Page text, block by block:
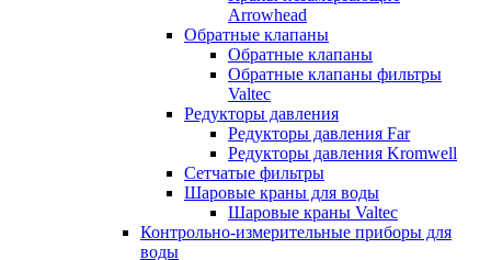
Arrowhead
Обратные клапаны
Обратные клапаны
Обратные клапаны фильтры
Valtec
Редукторы давления
Редукторы давления Far
Редукторы давления Kromwell
Сетчатые фильтры
Шаровые краны для воды
Шаровые краны Valtec
Контрольно-измерительные приборы для
воды